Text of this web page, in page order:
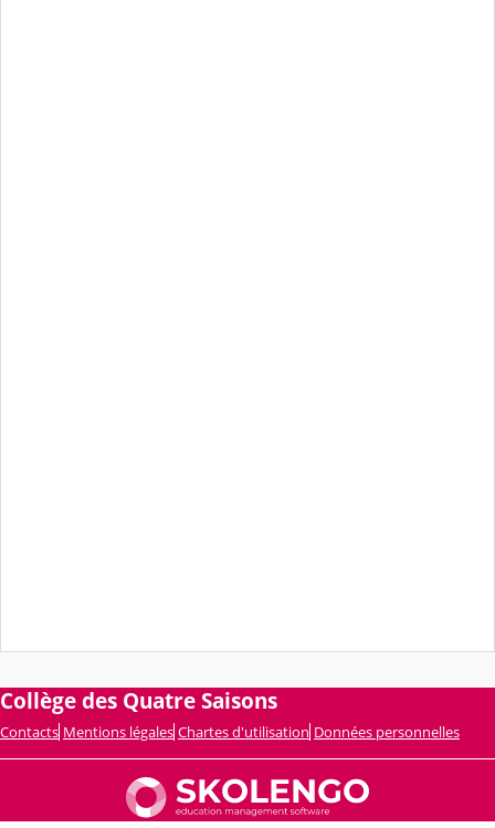
Collège des Quatre Saisons
Contacts Mentions légales Chartes d'utilisation Données personnelles